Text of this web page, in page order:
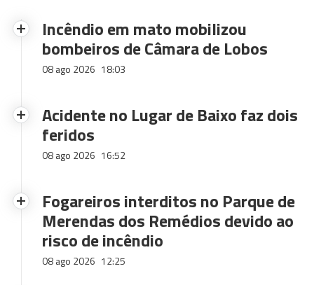
Incêndio em mato mobilizou
bombeiros de Câmara de Lobos
08 ago 2026 18:03
Acidente no Lugar de Baixo faz dois
feridos
08 ago 2026 16:52
Fogareiros interditos no Parque de
Merendas dos Remédios devido ao
risco de incêndio
08 ago 2026 12:25